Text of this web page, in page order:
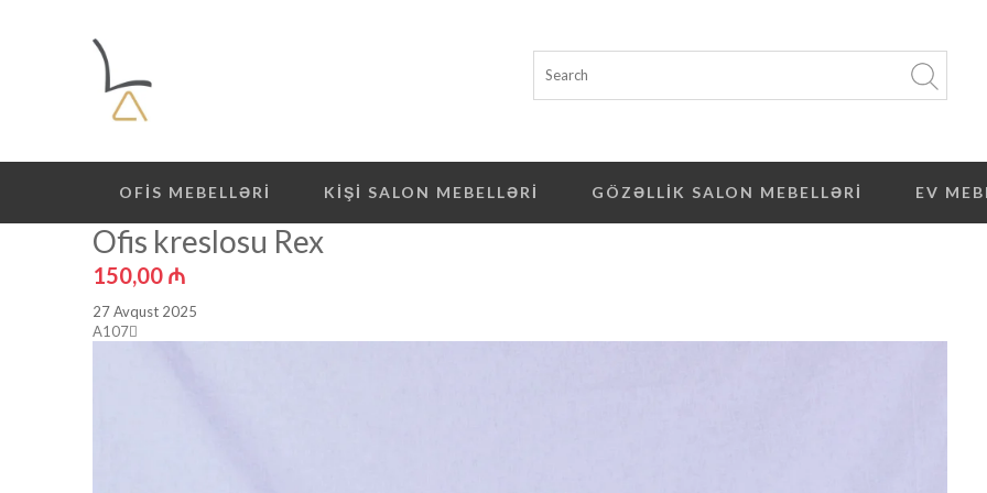
OFIS MEBELLƏRI KIŞI SALON MEBELLƏRI GÖZƏLLIK SALON MEBELLƏRI EV
Ofis kreslosu Rex
150,00 ₼
27 Avqust 2025
A107